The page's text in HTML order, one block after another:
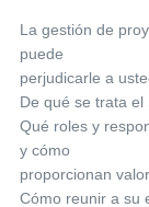
La gestión de
puede
perjudicarle a
De qué se trata el
Qué roles y
y cómo
proporcionan
Cómo reunir a su